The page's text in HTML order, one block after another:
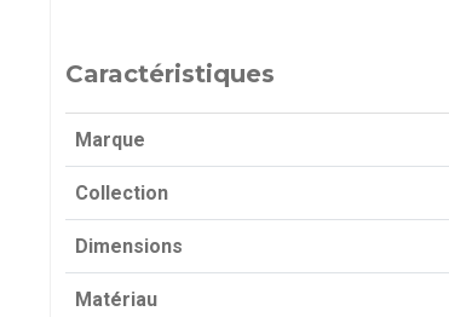
Caractéristiques
Marque
Collection
Dimensions
Matériau